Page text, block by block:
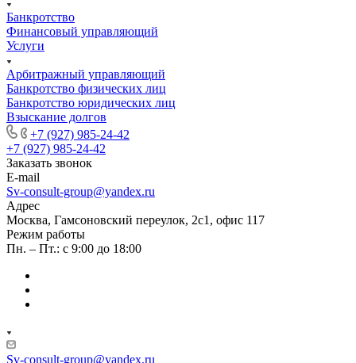
Банкротство
Финансовый управляющий
Услуги
Арбитражный управляющий
Банкротство физических лиц
Банкротство юридических лиц
Взыскание долгов
+7 (927) 985-24-42
+7 (927) 985-24-42
Заказать звонок
E-mail
Sv-consult-group@yandex.ru
Адрес
Москва, Гамсоновский переулок, 2с1, офис 117
Режим работы
Пн. – Пт.: с 9:00 до 18:00
Sv-consult-group@yandex.ru